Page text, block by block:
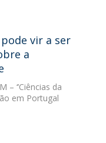
vir a ser
a
– ‘’Ciências da
em Portugal